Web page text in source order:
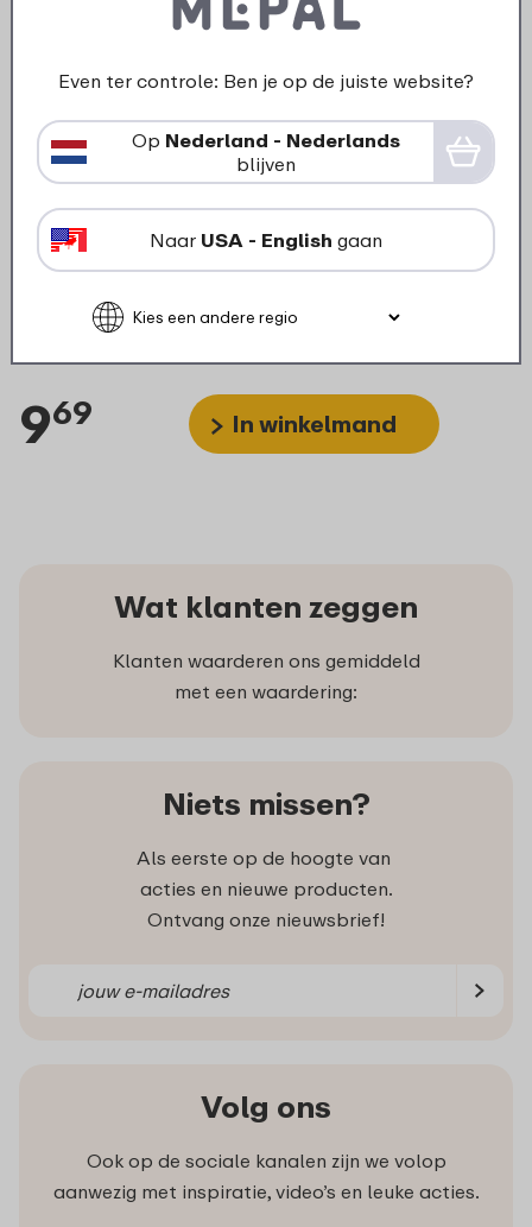
EasyClip deksel compleet
vershouddoos 2250 ml -
969 In winkelmand
Wat klanten zeggen
Klanten waarderen ons gemiddeld
met een waardering:
Niets missen?
Als eerste op de hoogte van
acties en nieuwe producten.
Ontvang onze nieuwsbrief!
Volg ons
Ook op de sociale kanalen zijn we volop
aanwezig met inspiratie, video’s en leuke acties.
Even ter controle: Ben je op de juiste website?
Op Nederland - Nederlands
blijven
Naar USA - English gaan